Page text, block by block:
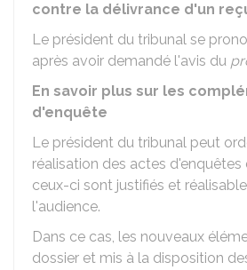
contre la délivrance d'un
Le président du tribunal se
après avoir demandé l'avis du
En savoir plus sur les
d'enquête
Le président du tribunal peut
réalisation des actes d'enquêtes
ceux-ci sont justifiés et
l'audience.
Dans ce cas, les nouveaux
dossier et mis à la disposition